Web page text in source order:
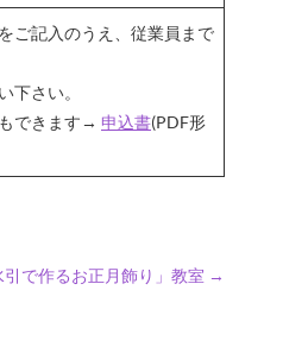
ご記入のうえ、従業員まで
下さい。
できます→ 申込書(PDF形
で作るお正月飾り」教室 →